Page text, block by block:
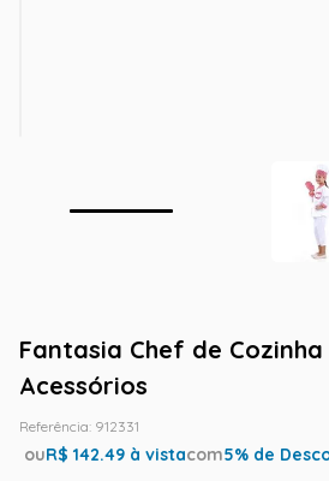
Fantasia Chef de
Acessórios
Referência: 912331
ouR$ 142.49 à vistacom5% de